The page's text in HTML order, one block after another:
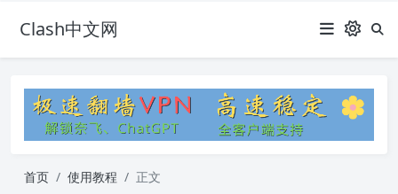
Clash中文网
首页 使用教程 正文